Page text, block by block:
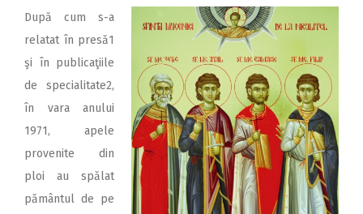
După cum s-a
relatat în presă1
şi în publicaţiile
de specialitate2,
în vara anului
1971, apele
provenite din
ploi au spălat
pământul de pe